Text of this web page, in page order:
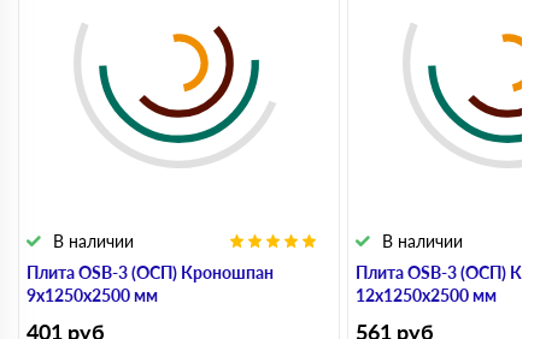
Плита OSB-3 (ОСП) Кроношпан
9х1250х2500 мм
В наличии
401 руб
Плита OSB-3 (ОСП)
12х1250х2500 мм
В наличии
561 руб